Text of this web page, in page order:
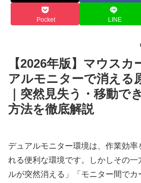
Pocket LINE
【2026年版】マウスカ
アルモニターで消える
｜突然見失う・移動で
方法を徹底解説
デュアルモニター環境は、作業効率
れる便利な環境です。しかしその一
ルが突然消える」「モニター間で